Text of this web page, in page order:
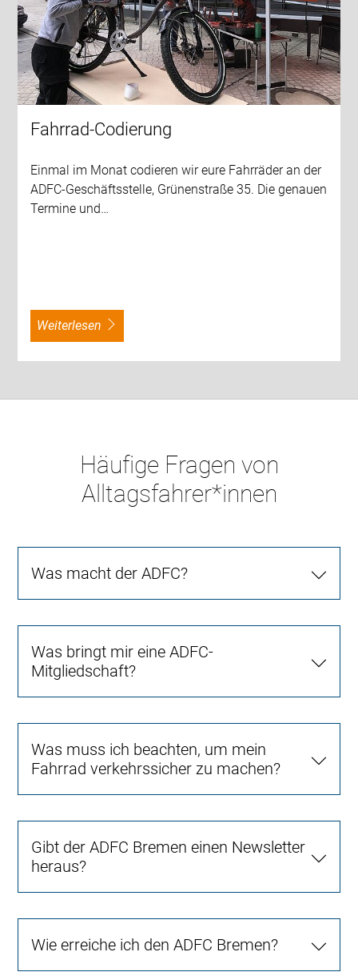
Fahrrad-Codierung
Einmal im Monat codieren wir eure Fahrräder an der
ADFC-Geschäftsstelle, Grünenstraße 35. Die genauen
Termine und…
weiterlesen
Häufige Fragen von
Alltagsfahrer*innen
Was macht der ADFC?
Was bringt mir eine ADFC-
Mitgliedschaft?
Was muss ich beachten, um mein
Fahrrad verkehrssicher zu machen?
Gibt der ADFC Bremen einen Newsletter
heraus?
Wie erreiche ich den ADFC Bremen?